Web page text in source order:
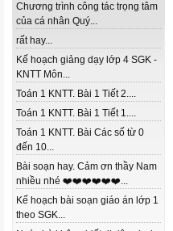
Chương trình công tác trọng tâm
của cá nhân Quý...
rất hay...
Kế hoạch giảng dạy lớp 4 SGK -
KNTT Môn...
Toán 1 KNTT. Bài 1 Tiết 2....
Toán 1 KNTT. Bài 1 Tiết 1....
Toán 1 KNTT. Bài Các số từ 0
đến 10...
Bài soạn hay. Cảm ơn thầy Nam
nhiều nhé ❤️❤️❤️❤️❤️❤️...
Kế hoạch bài soạn giáo án lớp 1
theo SGK...